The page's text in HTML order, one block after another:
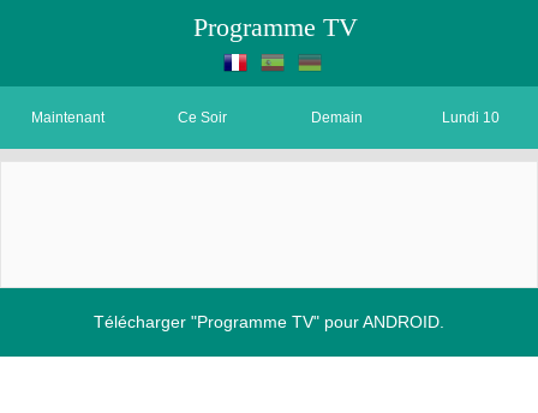
Programme TV
Maintenant Ce Soir Demain Lundi 10
Télécharger "Programme TV" pour ANDROID.